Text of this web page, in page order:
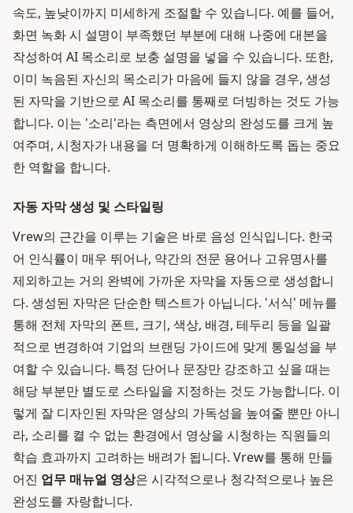
속도, 높낮이까지 미세하게 조절할 수 있습니다. 예를 들어,
화면 녹화 시 설명이 부족했던 부분에 대해 나중에 대본을
작성하여 AI 목소리로 보충 설명을 넣을 수 있습니다. 또한,
이미 녹음된 자신의 목소리가 마음에 들지 않을 경우, 생성
된 자막을 기반으로 AI 목소리를 통째로 더빙하는 것도 가능
합니다. 이는 '소리'라는 측면에서 영상의 완성도를 크게 높
여주며, 시청자가 내용을 더 명확하게 이해하도록 돕는 중요
한 역할을 합니다.
자동 자막 생성 및 스타일링
Vrew의 근간을 이루는 기술은 바로 음성 인식입니다. 한국
어 인식률이 매우 뛰어나, 약간의 전문 용어나 고유명사를
제외하고는 거의 완벽에 가까운 자막을 자동으로 생성합니
다. 생성된 자막은 단순한 텍스트가 아닙니다. '서식' 메뉴를
통해 전체 자막의 폰트, 크기, 색상, 배경, 테두리 등을 일괄
적으로 변경하여 기업의 브랜딩 가이드에 맞게 통일성을 부
여할 수 있습니다. 특정 단어나 문장만 강조하고 싶을 때는
해당 부분만 별도로 스타일을 지정하는 것도 가능합니다. 이
렇게 잘 디자인된 자막은 영상의 가독성을 높여줄 뿐만 아니
라, 소리를 켤 수 없는 환경에서 영상을 시청하는 직원들의
학습 효과까지 고려하는 배려가 됩니다. Vrew를 통해 만들
어진 업무 매뉴얼 영상은 시각적으로나 청각적으로나 높은
완성도를 자랑합니다.